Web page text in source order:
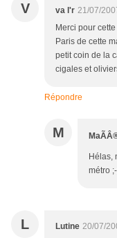
V va l'r 21/07/
Merci pour
Paris de cette
petit coin de la
cigales et
Répondre
M
Hélas,
métro
L Lutine 20/07/